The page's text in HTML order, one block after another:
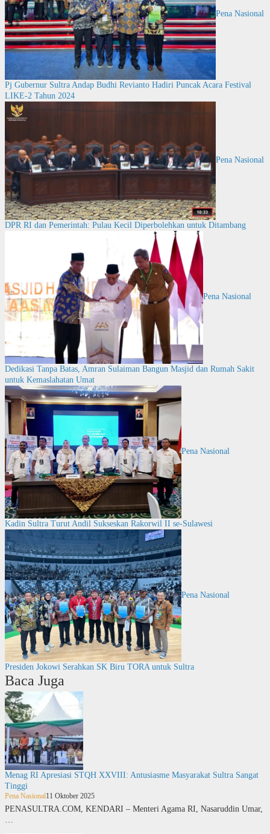
Pena Nasional
Pj Gubernur Sultra Andap Budhi Revianto Hadiri Puncak Acara Festival
LIKE-2 Tahun 2024
Pena Nasional
DPR RI dan Pemerintah: Pulau Kecil Diperbolehkan untuk Ditambang
Pena Nasional
Dedikasi Tanpa Batas, Amran Sulaiman Bangun Masjid dan Rumah Sakit
untuk Kemaslahatan Umat
Pena Nasional
Kadin Sultra Turut Andil Sukseskan Rakorwil II se-Sulawesi
Pena Nasional
Presiden Jokowi Serahkan SK Biru TORA untuk Sultra
Baca Juga
Menag RI Apresiasi STQH XXVIII: Antusiasme Masyarakat Sultra Sangat
Tinggi
Pena Nasional11 Oktober 2025
PENASULTRA.COM, KENDARI – Menteri Agama RI, Nasaruddin Umar,
…